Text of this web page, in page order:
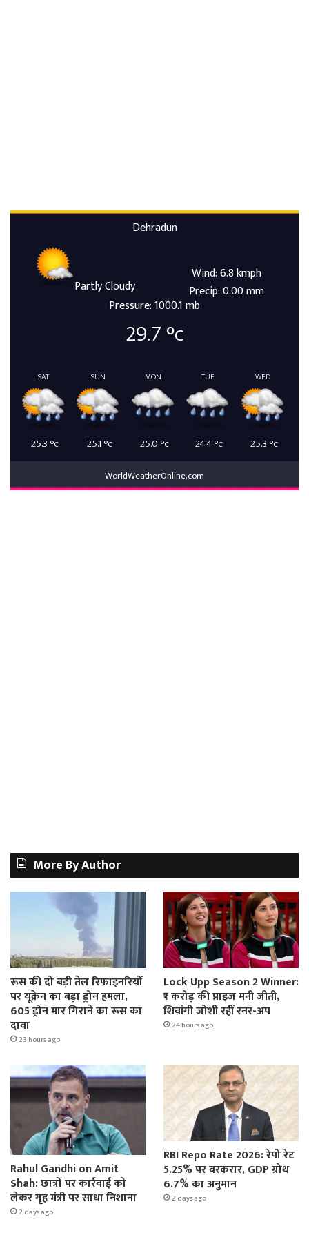
Dehradun
Partly Cloudy
Wind: 6.8 kmph
Precip: 0.00 mm
Pressure: 1000.1 mb
29.7°c
SAT
25.3 °c
SUN
25.1 °c
MON
25.0 °c
TUE
24.4°c
WED
25.3 °c
WorldWeatherOnline.com
More By Author
रूस की दो बड़ी तेल रिफाइनरियों
पर यूक्रेन का बड़ा ड्रोन हमला,
605 ड्रोन मार गिराने का रूस का
दावा
23 hours ago
Lock Upp Season 2 Winner:
₹1 करोड़ की प्राइज मनी जीती,
शिवांगी जोशी रहीं रनर-अप
24 hours ago
Rahul Gandhi on Amit
Shah: छात्रों पर कार्रवाई को
लेकर गृह मंत्री पर साधा निशाना
2 days ago
RBI Repo Rate 2026: रेपो रेट
5.25% पर बरकरार, GDP ग्रोथ
6.7% का अनुमान
2 days ago